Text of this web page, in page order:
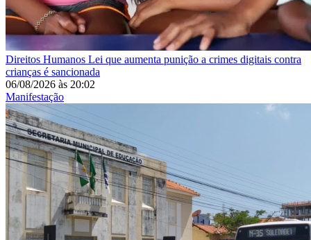
Direitos Humanos Lei que aumenta punição a crimes digitais contra
crianças é sancionada
06/08/2026 às 20:02
Manifestação